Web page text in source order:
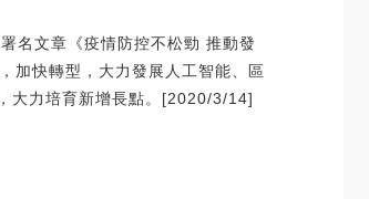
名文章《疫情防控不松勁 推動發
加快轉型，大力發展人工智能、區
大力培育新增長點。[2020/3/14]